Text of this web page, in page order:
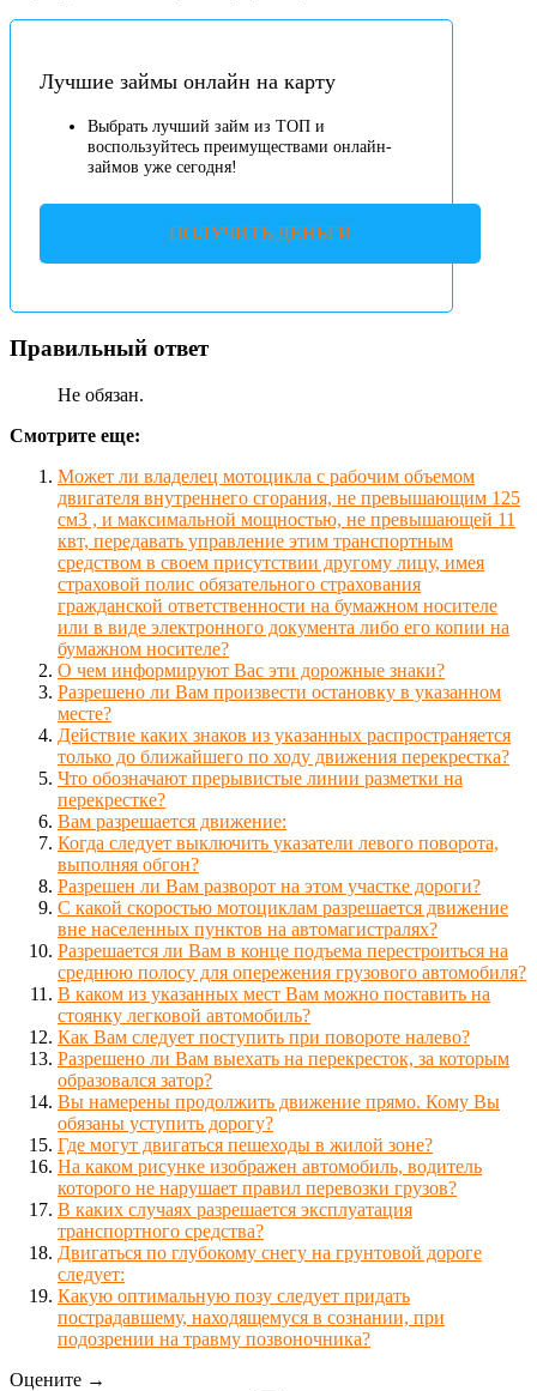
Лучшие займы онлайн на карту
Выбрать лучший займ из ТОП и
воспользуйтесь преимуществами онлайн-
займов уже сегодня!
ПОЛУЧИТЬ ДЕНЬГИ
Правильный ответ
Не обязан.
Смотрите еще:
Может ли владелец мотоцикла с рабочим объемом
двигателя внутреннего сгорания, не превышающим 125
см3 , и максимальной мощностью, не превышающей 11
квт, передавать управление этим транспортным
средством в своем присутствии другому лицу, имея
страховой полис обязательного страхования
гражданской ответственности на бумажном носителе
или в виде электронного документа либо его копии на
бумажном носителе?
О чем информируют Вас эти дорожные знаки?
Разрешено ли Вам произвести остановку в указанном
месте?
Действие каких знаков из указанных распространяется
только до ближайшего по ходу движения перекрестка?
Что обозначают прерывистые линии разметки на
перекрестке?
Вам разрешается движение:
Когда следует выключить указатели левого поворота,
выполняя обгон?
Разрешен ли Вам разворот на этом участке дороги?
С какой скоростью мотоциклам разрешается движение
вне населенных пунктов на автомагистралях?
Разрешается ли Вам в конце подъема перестроиться на
среднюю полосу для опережения грузового автомобиля?
В каком из указанных мест Вам можно поставить на
стоянку легковой автомобиль?
Как Вам следует поступить при повороте налево?
Разрешено ли Вам выехать на перекресток, за которым
образовался затор?
Вы намерены продолжить движение прямо. Кому Вы
обязаны уступить дорогу?
Где могут двигаться пешеходы в жилой зоне?
На каком рисунке изображен автомобиль, водитель
которого не нарушает правил перевозки грузов?
В каких случаях разрешается эксплуатация
транспортного средства?
Двигаться по глубокому снегу на грунтовой дороге
следует:
Какую оптимальную позу следует придать
пострадавшему, находящемуся в сознании, при
подозрении на травму позвоночника?
Оцените →